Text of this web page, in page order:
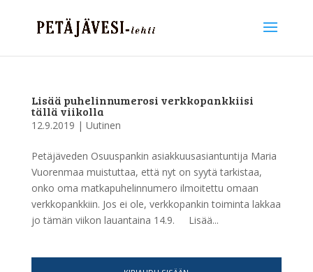
Lisää puhelinnumerosi verkkopankkiisi
tällä viikolla
12.9.2019 | Uutinen
Petäjäveden Osuuspankin asiakkuusasiantuntija Maria
Vuorenmaa muistuttaa, että nyt on syytä tarkistaa,
onko oma matkapuhelinnumero ilmoitettu omaan
verkkopankkiin. Jos ei ole, verkkopankin toiminta lakkaa
jo tämän viikon lauantaina 14.9. Lisää...